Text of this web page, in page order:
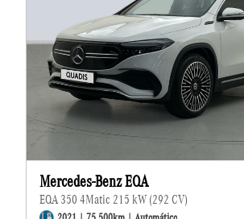
Mercedes-Benz EQA
EQA 350 4Matic 215 kW (292 CV)